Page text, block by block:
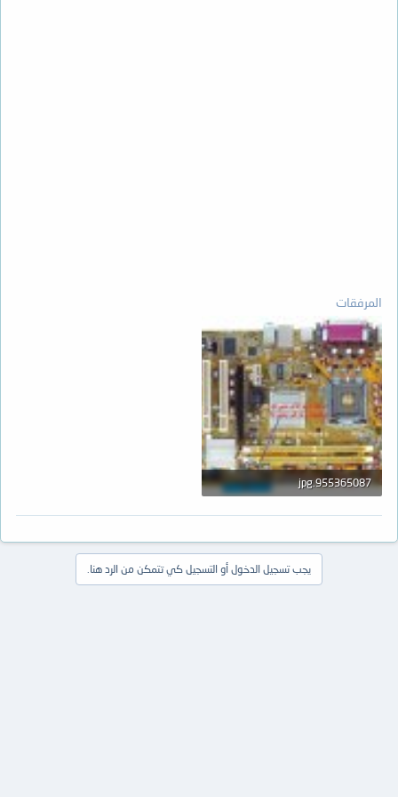
المرفقات
955365087.jpg
يجب تسجيل الدخول أو التسجيل كي تتمكن من الرد هنا.